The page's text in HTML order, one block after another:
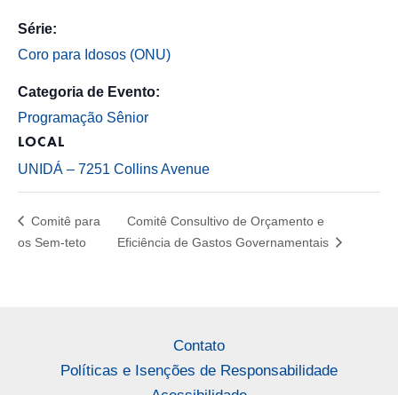
Série:
Coro para Idosos (ONU)
Categoria de Evento:
Programação Sênior
LOCAL
UNIDÁ – 7251 Collins Avenue
Comitê para
os Sem-teto
Comitê Consultivo de Orçamento e
Eficiência de Gastos Governamentais
Contato
Políticas e Isenções de Responsabilidade